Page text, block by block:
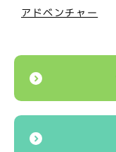
アドベンチャー